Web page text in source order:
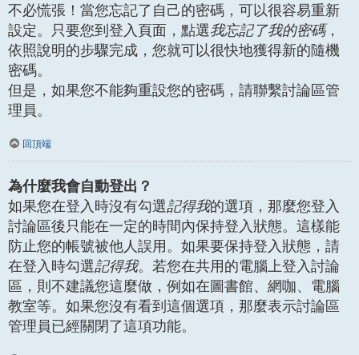
不必慌張！當您忘記了自己的密碼，可以很容易重新
設定。只要您到登入頁面，點選我忘記了我的密碼，
依照說明的步驟完成，您就可以很快地獲得新的隨機
密碼。
但是，如果您不能夠重設您的密碼，請聯繫討論區管
理員。
回頂端
為什麼我會自動登出？
如果您在登入時沒有勾選記得我的選項，那麼您登入
討論區後只能在一定的時間內保持登入狀態。這樣能
防止您的帳號被他人誤用。如果要保持登入狀態，請
在登入時勾選記得我。若您在共用的電腦上登入討論
區，則不建議您這麼做，例如在圖書館、網咖、電腦
教室等。如果您沒有看到這個選項，那麼表示討論區
管理員已經關閉了這項功能。